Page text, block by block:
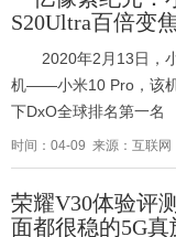
S20Ultra百倍变
2020年2月13日，
机——小米10 Pro，该
下DxO全球排名第一名
时间：04-09 来源：互联网
荣耀V30体验评
面都很稳的5G真